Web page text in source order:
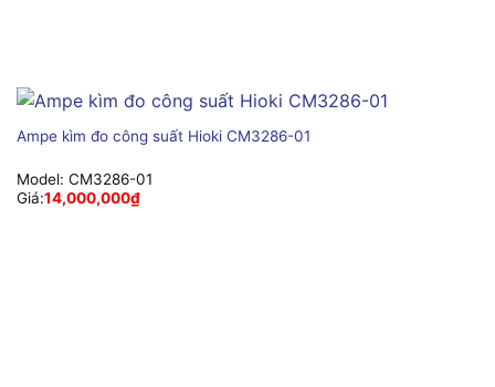
Ampe kìm đo công suất Hioki CM3286-01
Model: CM3286-01
Giá:14,000,000₫